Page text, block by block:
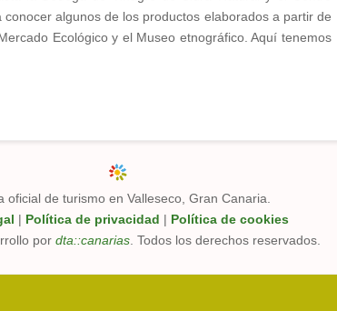
conocer algunos de los productos elaborados a partir de
Ecológico y el Museo etnográfico. Aquí tenemos
oficial de turismo en Valleseco, Gran Canaria.
| Política de privacidad | Política de cookies
por dta::canarias. Todos los derechos reservados.